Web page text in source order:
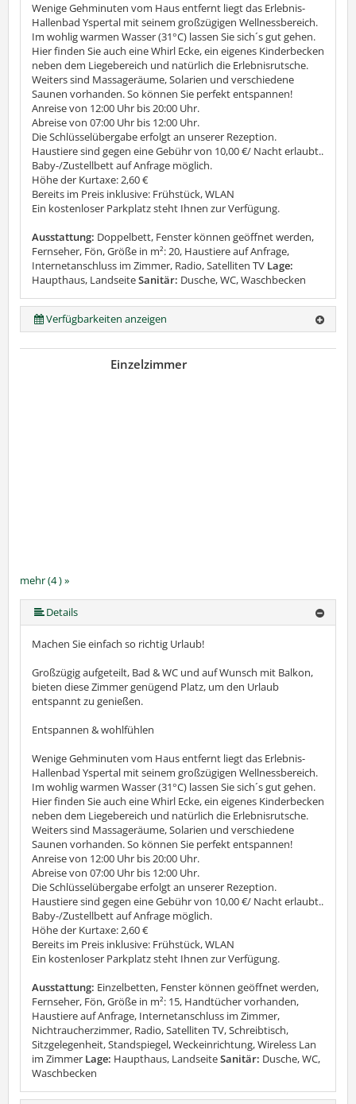
Wenige Gehminuten vom Haus entfernt liegt das Erlebnis-
Hallenbad Yspertal mit seinem großzügigen Wellnessbereich.
Im wohlig warmen Wasser (31°C) lassen Sie sich´s gut gehen.
Hier finden Sie auch eine Whirl Ecke, ein eigenes Kinderbecken
neben dem Liegebereich und natürlich die Erlebnisrutsche.
Weiters sind Massageräume, Solarien und verschiedene
Saunen vorhanden. So können Sie perfekt entspannen!
Anreise von 12:00 Uhr bis 20:00 Uhr.
Abreise von 07:00 Uhr bis 12:00 Uhr.
Die Schlüsselübergabe erfolgt an unserer Rezeption.
Haustiere sind gegen eine Gebühr von 10,00 €/ Nacht erlaubt..
Baby-/Zustellbett auf Anfrage möglich.
Höhe der Kurtaxe: 2,60 €
Bereits im Preis inklusive: Frühstück, WLAN
Ein kostenloser Parkplatz steht Ihnen zur Verfügung.
Ausstattung: Doppelbett, Fenster können geöffnet werden,
Fernseher, Fön, Größe in m²: 20, Haustiere auf Anfrage,
Internetanschluss im Zimmer, Radio, Satelliten TV Lage:
Haupthaus, LandseiteSanitär: Dusche, WC, Waschbecken
Verfügbarkeiten anzeigen
mehr (4 ) »
Einzelzimmer
Details
Machen Sie einfach so richtig Urlaub!
Großzügig aufgeteilt, Bad & WC und auf Wunsch mit Balkon,
bieten diese Zimmer genügend Platz, um den Urlaub
entspannt zu genießen.
Entspannen & wohlfühlen
Wenige Gehminuten vom Haus entfernt liegt das Erlebnis-
Hallenbad Yspertal mit seinem großzügigen Wellnessbereich.
Im wohlig warmen Wasser (31°C) lassen Sie sich´s gut gehen.
Hier finden Sie auch eine Whirl Ecke, ein eigenes Kinderbecken
neben dem Liegebereich und natürlich die Erlebnisrutsche.
Weiters sind Massageräume, Solarien und verschiedene
Saunen vorhanden. So können Sie perfekt entspannen!
Anreise von 12:00 Uhr bis 20:00 Uhr.
Abreise von 07:00 Uhr bis 12:00 Uhr.
Die Schlüsselübergabe erfolgt an unserer Rezeption.
Haustiere sind gegen eine Gebühr von 10,00 €/ Nacht erlaubt..
Baby-/Zustellbett auf Anfrage möglich.
Höhe der Kurtaxe: 2,60 €
Bereits im Preis inklusive: Frühstück, WLAN
Ein kostenloser Parkplatz steht Ihnen zur Verfügung.
Ausstattung: Einzelbetten, Fenster können geöffnet werden,
Fernseher, Fön, Größe in m²: 15, Handtücher vorhanden,
Haustiere auf Anfrage, Internetanschluss im Zimmer,
Nichtraucherzimmer, Radio, Satelliten TV, Schreibtisch,
Sitzgelegenheit, Standspiegel, Weckeinrichtung, Wireless Lan
im Zimmer Lage: Haupthaus, LandseiteSanitär: Dusche, WC,
Waschbecken